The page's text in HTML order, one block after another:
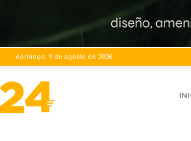
domingo, 9 de agosto de 2026